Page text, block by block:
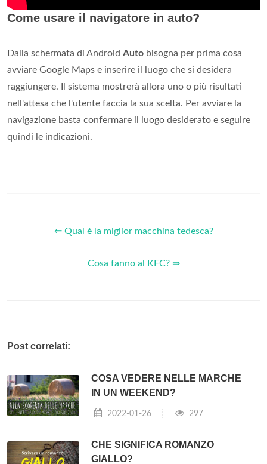
Come usare il navigatore in auto?
Dalla schermata di Android Auto bisogna per prima cosa
avviare Google Maps e inserire il luogo che si desidera
raggiungere. Il sistema mostrerà allora uno o più risultati
nell'attesa che l'utente faccia la sua scelta. Per avviare la
navigazione basta confermare il luogo desiderato e seguire
quindi le indicazioni.
⇐ Qual è la miglior macchina tedesca?
Cosa fanno al KFC? ⇒
Post correlati:
COSA VEDERE NELLE MARCHE
IN UN WEEKEND?
2022-01-26 297
CHE SIGNIFICA ROMANZO
GIALLO?